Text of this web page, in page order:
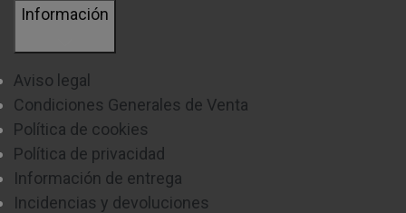
Información
Aviso legal
Condiciones Generales de Venta
Política de cookies
Política de privacidad
Información de entrega
Incidencias y devoluciones